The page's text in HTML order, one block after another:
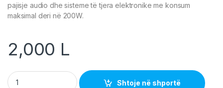
pajisje audio dhe sisteme të tjera elektronike me konsum
maksimal deri në 200W.
2,000 L
Ushqyes 12V 16.6A 200 Watt S-200-12 quantity
Shtoje në shportë